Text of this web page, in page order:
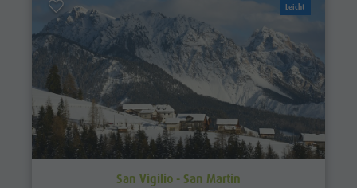
Leicht
San Vigilio - San Martin